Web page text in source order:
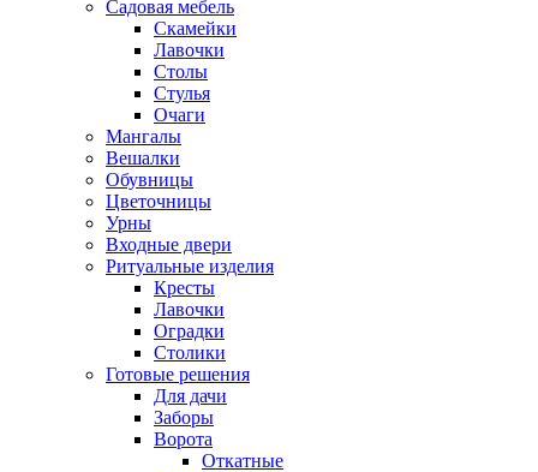
Садовая мебель
Скамейки
Лавочки
Столы
Стулья
Очаги
Мангалы
Вешалки
Обувницы
Цветочницы
Урны
Входные двери
Ритуальные изделия
Кресты
Лавочки
Оградки
Столики
Готовые решения
Для дачи
Заборы
Ворота
Откатные